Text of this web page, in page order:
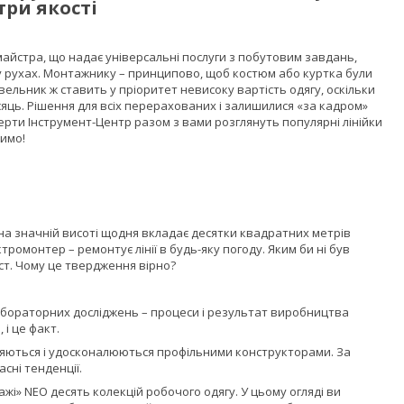
якості
що надає універсальні послуги з побутовим завдань,
Монтажнику – принципово, щоб костюм або куртка були
ж ставить у пріоритет невисоку вартість одягу, оскільки
Рішення для всіх перерахованих і залишилися «за кадром»
Інструмент-Центр разом з вами розглянуть популярні лінійки
висоті щодня вкладає десятки квадратних метрів
– ремонтує лінії в будь-яку погоду. Яким би ні був
Чому це твердження вірно?
досліджень – процеси і результат виробництва
і це факт.
і удосконалюються профільними конструкторами. За
тенденції.
NEO десять колекцій робочого одягу. У цьому огляді ви